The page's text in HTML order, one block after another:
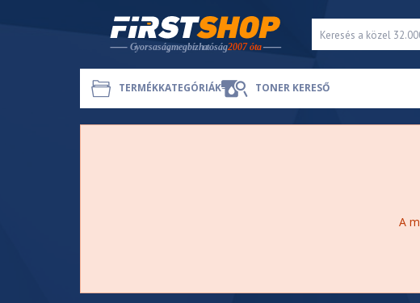
TERMÉKKATEGÓRIÁK TONER KERESŐ
A